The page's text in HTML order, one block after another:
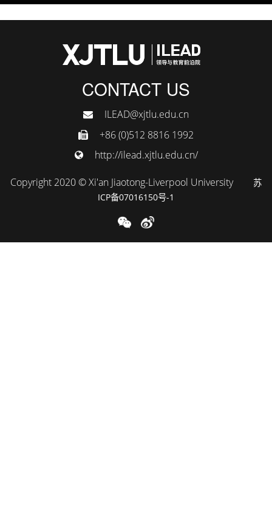
CONTACT US
ILEAD@xjtlu.edu.cn
+86 (0)512 8816 1992
http://ilead.xjtlu.edu.cn/
Copyright 2020 © Xi'an Jiaotong-Liverpool University
苏
ICP备07016150号-1